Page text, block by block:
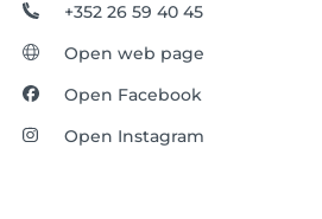
+352 26 59 40 45
Open web page
Open Facebook
Open Instagram